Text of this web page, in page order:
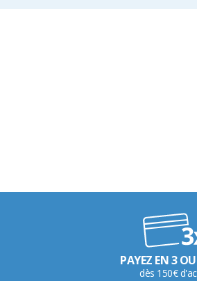
PAYEZ EN 3
dès 150€